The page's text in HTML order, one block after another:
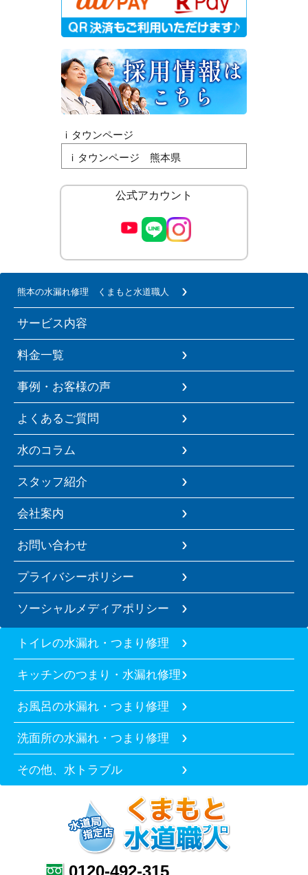
ｉタウンページ
ｉタウンページ 熊本県
公式アカウント
熊本の水漏れ修理 くまもと水道職人
サービス内容
料金一覧
事例・お客様の声
よくあるご質問
水のコラム
スタッフ紹介
会社案内
お問い合わせ
プライバシーポリシー
ソーシャルメディアポリシー
トイレの水漏れ・つまり修理
キッチンのつまり・水漏れ修理
お風呂の水漏れ・つまり修理
洗面所の水漏れ・つまり修理
その他、水トラブル
0120-492-315